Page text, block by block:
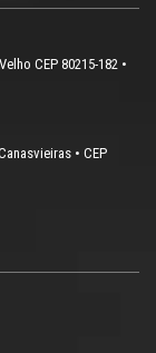
CEP 80215-182 •
• CEP